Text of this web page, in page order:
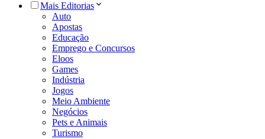
Mais Editorias
Auto
Apostas
Educação
Emprego e Concursos
Eloos
Games
Indústria
Jogos
Meio Ambiente
Negócios
Pets e Animais
Turismo